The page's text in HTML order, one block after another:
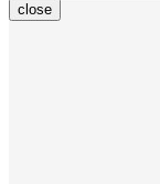
close